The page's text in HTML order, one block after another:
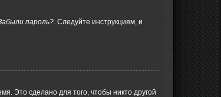
пароль?. Следуйте инструкциям, и
Это сделано для того, чтобы никто другой